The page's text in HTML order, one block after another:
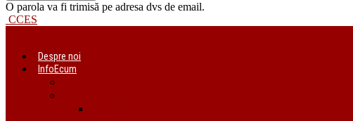
O parola va fi trimisă pe adresa dvs de email.
CCES
Despre noi
InfoEcum